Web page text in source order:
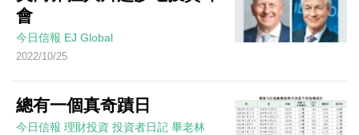
會
今日信報 EJ Global
2022/10/25
總有一個真奇蹟日
今日信報 理財投資 投資者日記 畢老林